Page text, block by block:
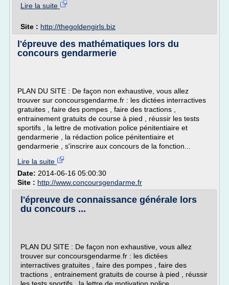
Lire la suite
Site : http://thegoldengirls.biz
l'épreuve des mathématiques lors du
concours gendarmerie
PLAN DU SITE : De façon non exhaustive, vous allez
trouver sur concoursgendarme.fr : les dictées interractives
gratuites , faire des pompes , faire des tractions ,
entrainement gratuits de course à pied , réussir les tests
sportifs , la lettre de motivation police pénitentiaire et
gendarmerie , la rédaction police pénitentiaire et
gendarmerie , s'inscrire aux concours de la fonction...
Lire la suite
Date: 2014-06-16 05:00:30
Site : http://www.concoursgendarme.fr
l'épreuve de connaissance générale lors
du concours ...
PLAN DU SITE : De façon non exhaustive, vous allez
trouver sur concoursgendarme.fr : les dictées
interractives gratuites , faire des pompes , faire des
tractions , entrainement gratuits de course à pied , réussir